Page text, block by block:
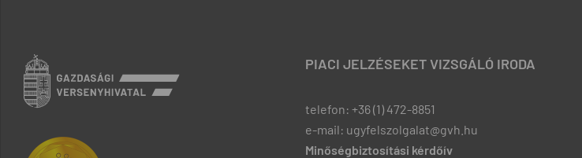
PIACI JELZÉSEKET VIZSGÁLÓ IRODA
telefon: +36 (1) 472-8851
e-mail: ugyfelszolgalat@gvh.hu
Minőségbiztosítási kérdőív